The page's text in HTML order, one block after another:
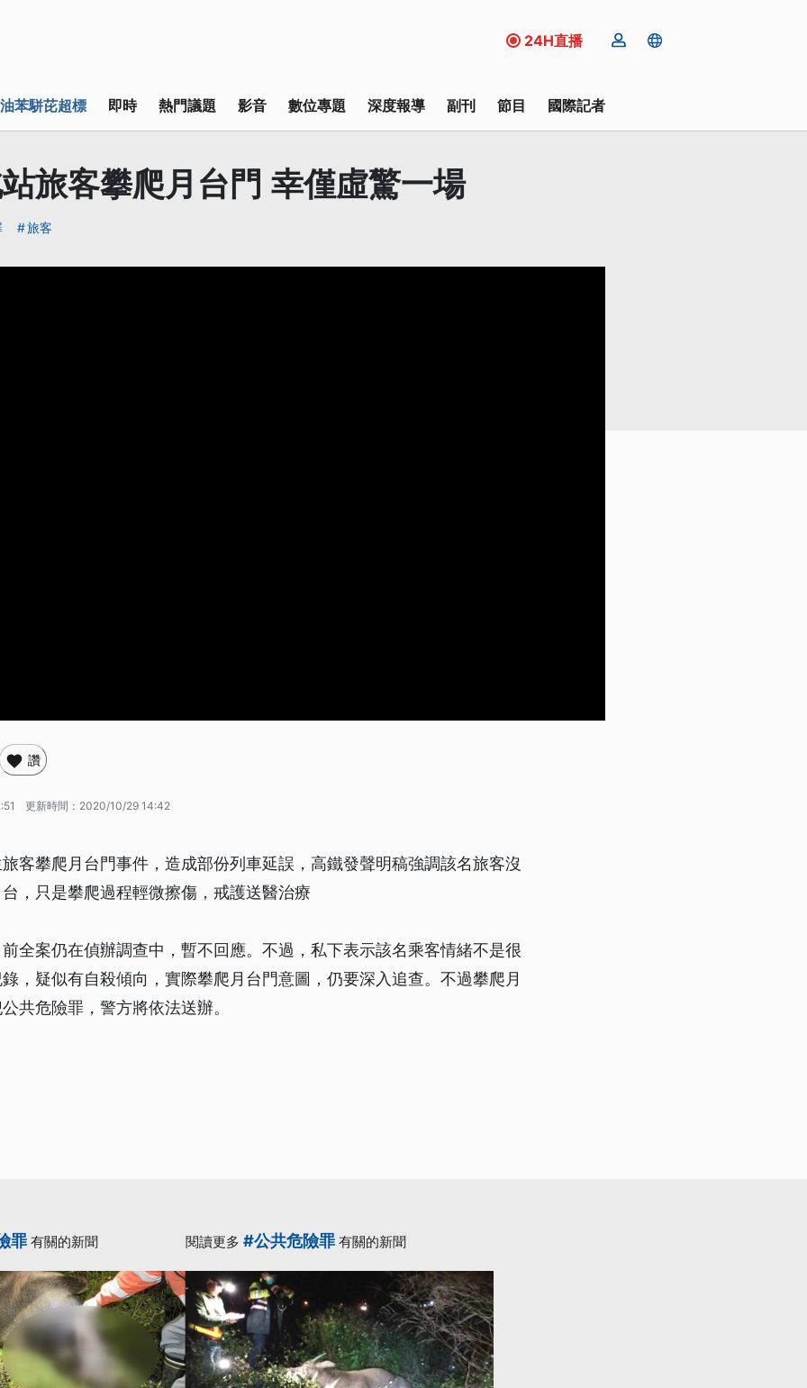
24H直播
苯駢芘超標 即時 熱門議題 影音 數位專題 深度報導 副刊 節目 國際記者
旅客攀爬月台門 幸僅虛驚一場
旅客
讚
更新時間： 2020/10/29 14:42
客攀爬月台門事件，造成部份列車延誤，高鐵發聲明稿強調該名旅客沒
，只是攀爬過程輕微擦傷，戒護送醫治療
全案仍在偵辦調查中，暫不回應。不過，私下表示該名乘客情緒不是很
，疑似有自殺傾向，實際攀爬月台門意圖，仍要深入追查。不過攀爬月
共危險罪，警方將依法送辦。
罪 有關的新聞 閱讀更多 #公共危險罪 有關的新聞